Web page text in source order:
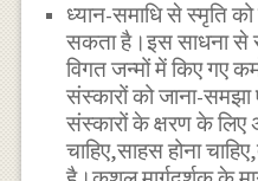
ध्यान-समाधि से स्मृति
सकता है।इस साधना से
विगत जन्मों में किए गए
संस्कारों को जाना-समझा
संस्कारों के क्षरण के लिए
चाहिए,साहस होना